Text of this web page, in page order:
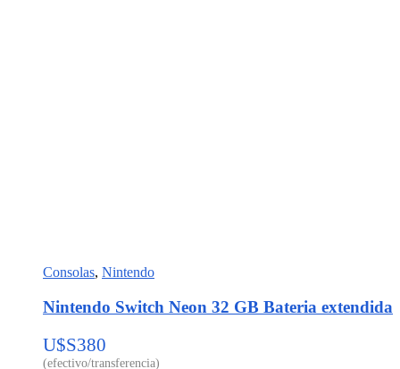
Consolas, Nintendo
Nintendo Switch Neon 32 GB Bateria extendida
U$S380